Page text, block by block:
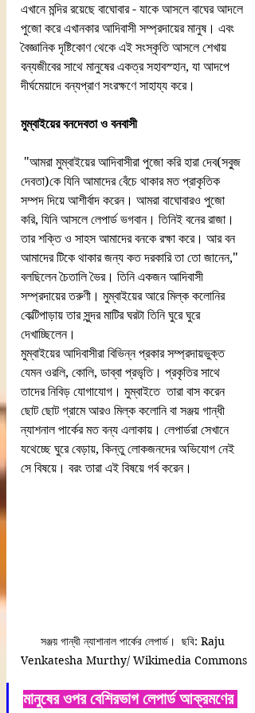
এখানে মন্দির রয়েছে বাঘোবার - যাকে আসলে বাঘের আদলে
পুজো করে এখানকার আদিবাসী সম্প্রদায়ের মানুষ। এবং
বৈজ্ঞানিক দৃষ্টিকোণ থেকে এই সংস্কৃতি আসলে শেখায়
বন্যজীবের সাথে মানুষের একত্র সহাবস্হান, যা আদপে
দীর্ঘমেয়াদে বন্যপ্রাণ সংরক্ষণে সাহায্য করে।
মুম্বাইয়ের বনদেবতা ও বনবাসী
দেবতা)কে যিনি আমাদের বেঁচে থাকার মত প্রাকৃতিক
সম্পদ দিয়ে আশীর্বাদ করেন। আমরা বাঘোবারও পুজো
করি, যিনি আসলে লেপার্ড ভগবান। তিনিই বনের রাজা।
তার শক্তি ও সাহস আমাদের বনকে রক্ষা করে। আর বন
আমাদের টিকে থাকার জন্য কত দরকারি তা তো জানেন,"
বলছিলেন চৈতালি ভৈর। তিনি একজন আদিবাসী
সম্প্রদায়ের তরুণী। মুম্বাইয়ের আরে মিল্ক কলোনির
কেল্টিপাড়ায় তার সুন্দর মাটির ঘরটা তিনি ঘুরে ঘুরে
দেখাচ্ছিলেন।
মুম্বাইয়ের আদিবাসীরা বিভিন্ন প্রকার সম্প্রদায়ভুক্ত
যেমন ওরলি, কোলি, ডাব্বা প্রভৃতি। প্রকৃতির সাথে
তাদের নিবিড় যোগাযোগ। মুম্বাইতে  তারা বাস করেন
ছোট ছোট গ্রামে আরও মিল্ক কলোনি বা সঞ্জয় গান্ধী
ন্যাশনাল পার্কের মত বন্য এলাকায়। লেপার্ডরা সেখানে
যথেচ্ছে ঘুরে বেড়ায়, কিন্তু লোকজনদের অভিযোগ নেই
সে বিষয়ে। বরং তারা এই বিষয়ে গর্ব করেন।
সঞ্জয় গান্ধী ন্যাশানাল পার্কের লেপার্ড।  ছবি: Raju
Venkatesha Murthy/ Wikimedia Commons
মানুষের ওপর বেশিরভাগ লেপার্ড আক্রমণের